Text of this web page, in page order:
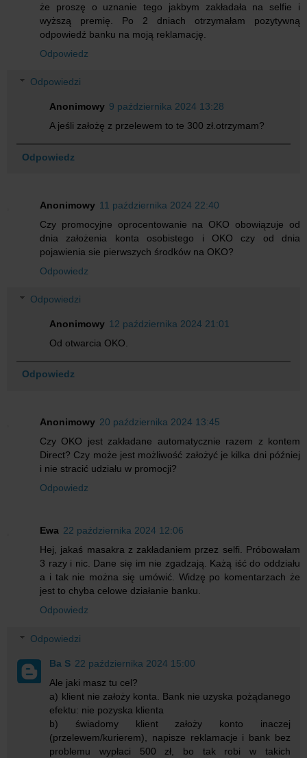
że proszę o uznanie tego jakbym zakładała na selfie i
wyższą premię. Po 2 dniach otrzymałam pozytywną
odpowiedź banku na moją reklamację.
Odpowiedz
Odpowiedzi
Anonimowy 9 października 2024 13:28
A jeśli założę z przelewem to te 300 zł.otrzymam?
Odpowiedz
Anonimowy 11 października 2024 22:40
Czy promocyjne oprocentowanie na OKO obowiązuje od
dnia założenia konta osobistego i OKO czy od dnia
pojawienia sie pierwszych środków na OKO?
Odpowiedz
Odpowiedzi
Anonimowy 12 października 2024 21:01
Od otwarcia OKO.
Odpowiedz
Anonimowy 20 października 2024 13:45
Czy OKO jest zakładane automatycznie razem z kontem
Direct? Czy może jest możliwość założyć je kilka dni później
i nie stracić udziału w promocji?
Odpowiedz
Ewa 22 października 2024 12:06
Hej, jakaś masakra z zakładaniem przez selfi. Próbowałam
3 razy i nic. Dane się im nie zgadzają. Każą iść do oddziału
a i tak nie można się umówić. Widzę po komentarzach że
jest to chyba celowe działanie banku.
Odpowiedz
Odpowiedzi
Ba S 22 października 2024 15:00
Ale jaki masz tu cel?
a) klient nie założy konta. Bank nie uzyska pożądanego
efektu: nie pozyska klienta
b) świadomy klient założy konto inaczej
(przelewem/kurierem), napisze reklamacje i bank bez
problemu wypłaci 500 zł, bo tak robi w takich